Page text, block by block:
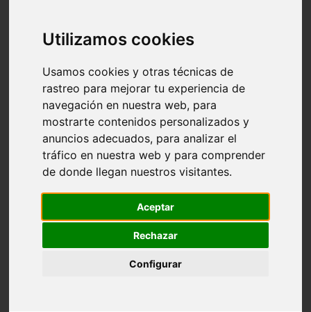
Utilizamos cookies
Usamos cookies y otras técnicas de
rastreo para mejorar tu experiencia de
navegación en nuestra web, para
mostrarte contenidos personalizados y
anuncios adecuados, para analizar el
tráfico en nuestra web y para comprender
de donde llegan nuestros visitantes.
Aceptar
Rechazar
Configurar
Málaga - nerja
Girona - blanes
Málaga - marbella
Asturias - gijón
Girona - figueres
Alicante - santa-pola
Almería - roquetas-de-mar
Girona - tossa-de-mar
Barcelona - sant-cugat-del-vallès
Alicante - l39alfàs-del-pi
Barcelona - vilanova-i-la-geltrú
Castellón - peñíscola
Illes-balears - sant-josep-de-sa-talaia